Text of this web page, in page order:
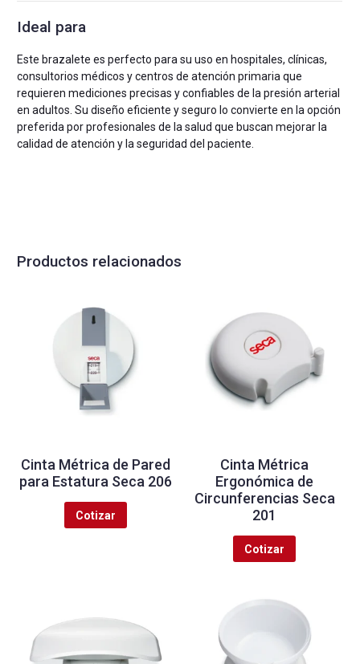
Ideal para
Este brazalete es perfecto para su uso en hospitales, clínicas,
consultorios médicos y centros de atención primaria que
requieren mediciones precisas y confiables de la presión arterial
en adultos. Su diseño eficiente y seguro lo convierte en la opción
preferida por profesionales de la salud que buscan mejorar la
calidad de atención y la seguridad del paciente.
Productos relacionados
Cinta Métrica de Pared
para Estatura Seca 206
Cotizar
Cinta Métrica
Ergonómica de
Circunferencias Seca
201
Cotizar